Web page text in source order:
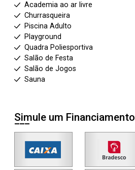
Academia ao ar livre
Churrasqueira
Piscina Adulto
Playground
Quadra Poliesportiva
Salão de Festa
Salão de Jogos
Sauna
Simule um Financiamento